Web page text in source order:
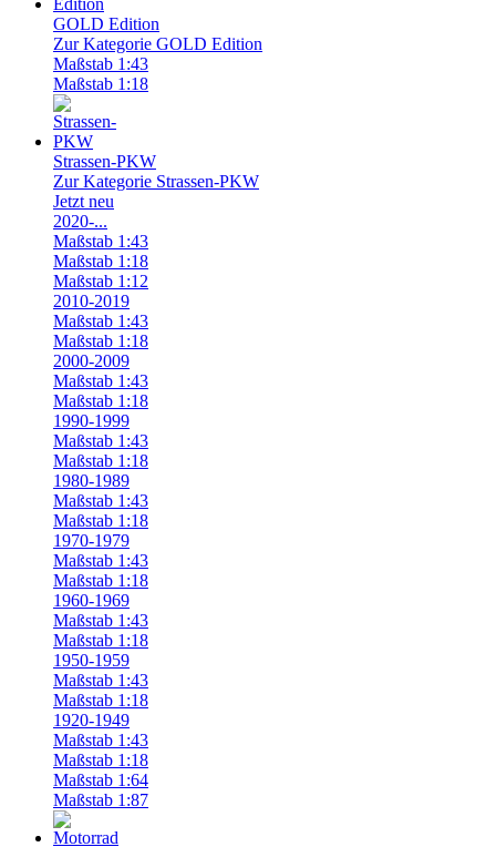
GOLD Edition
Zur Kategorie GOLD Edition
Maßstab 1:43
Maßstab 1:18
Strassen-PKW
Zur Kategorie Strassen-PKW
Jetzt neu
2020-...
Maßstab 1:43
Maßstab 1:18
Maßstab 1:12
2010-2019
Maßstab 1:43
Maßstab 1:18
2000-2009
Maßstab 1:43
Maßstab 1:18
1990-1999
Maßstab 1:43
Maßstab 1:18
1980-1989
Maßstab 1:43
Maßstab 1:18
1970-1979
Maßstab 1:43
Maßstab 1:18
1960-1969
Maßstab 1:43
Maßstab 1:18
1950-1959
Maßstab 1:43
Maßstab 1:18
1920-1949
Maßstab 1:43
Maßstab 1:18
Maßstab 1:64
Maßstab 1:87